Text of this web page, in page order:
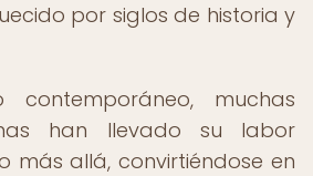
por siglos de historia y
muchas
han llevado su labor
más allá, convirtiéndose en